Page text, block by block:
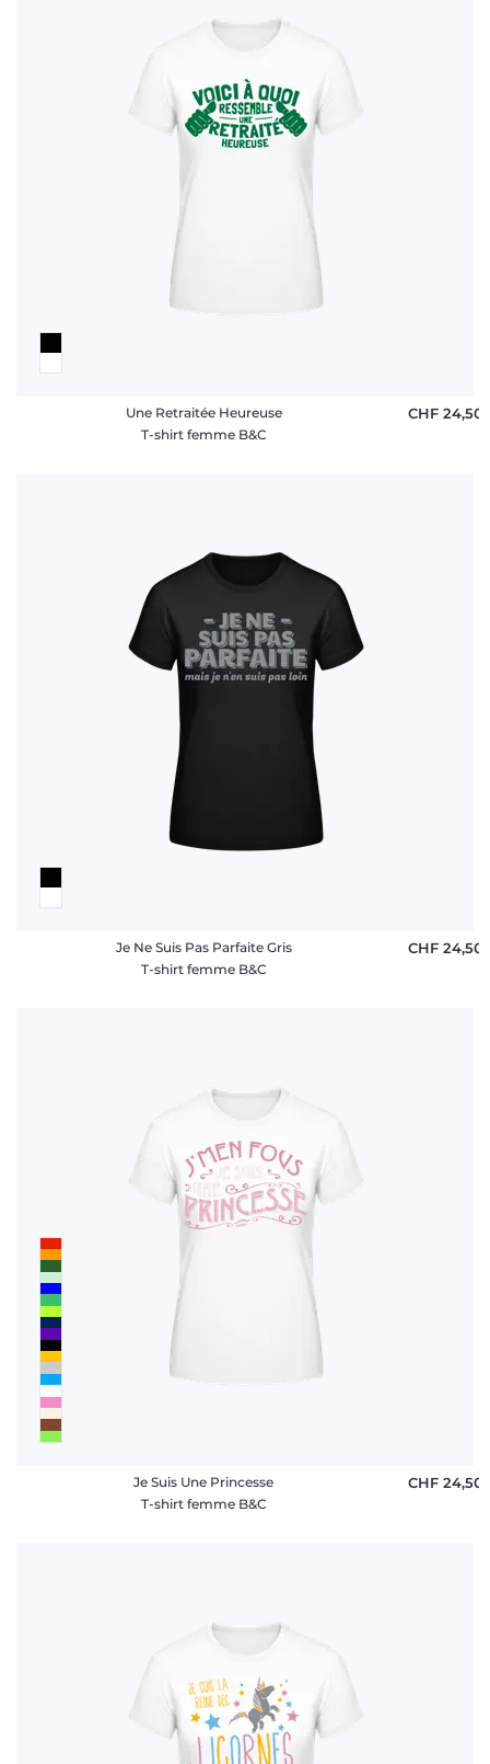
Une Retraitée Heureuse
T-shirt femme B&C
CHF 24,50
Je Ne Suis Pas Parfaite Gris
T-shirt femme B&C
CHF 24,50
Je Suis Une Princesse
T-shirt femme B&C
CHF 24,50